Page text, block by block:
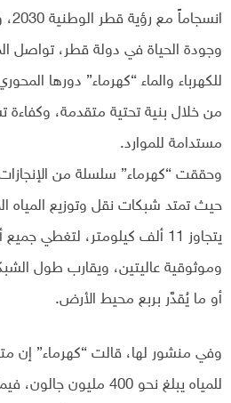
وجودة الحياة في دولة قطر، تواصل
للكهرباء والماء “كهرماء” دورها
من خلال بنية تحتية متقدمة، وكفاءة
مستدامة للموارد.
وحققت “كهرماء” سلسلة من
حيث تمتد شبكات نقل وتوزيع المياه
يتجاوز 11 ألف كيلومتر، لتغطي
وموثوقية عاليتين، ويقارب طول
أو ما يُقدَّر بربع محيط الأرض.
وفي منشور لها، قالت “كهرماء” إن
للمياه يبلغ نحو 400